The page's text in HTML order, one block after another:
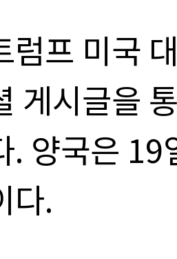
럼프 미국
게시글을
. 양국은
다.